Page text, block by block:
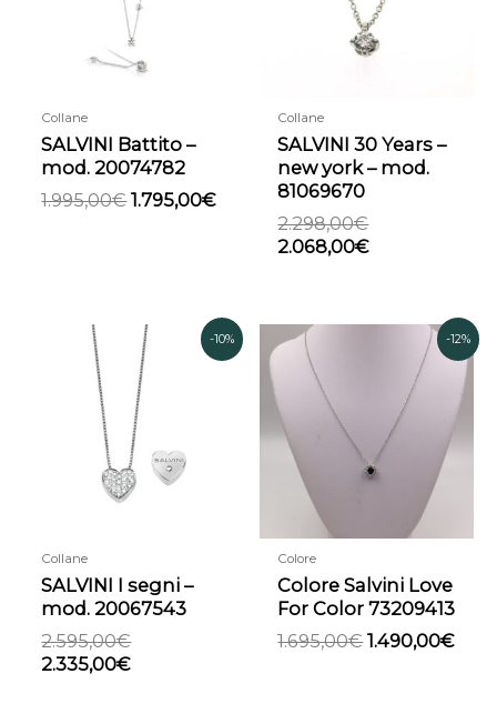
Collane
SALVINI Battito –
mod. 20074782
1.995,00€ 1.795,00€
Collane
SALVINI 30 Years –
new york – mod.
81069670
2.298,00€
2.068,00€
-10%
Collane
SALVINI I segni –
mod. 20067543
2.595,00€
prezzo
originale
era:
2.595,00€.
2.335,00€
prezzo
attuale
è:
2.335,00€.
-12%
Colore
Colore Salvini Love
For Color 73209413
1.695,00€
prezzo
originale
1.695,00€.
1.490,00€
Il
è: